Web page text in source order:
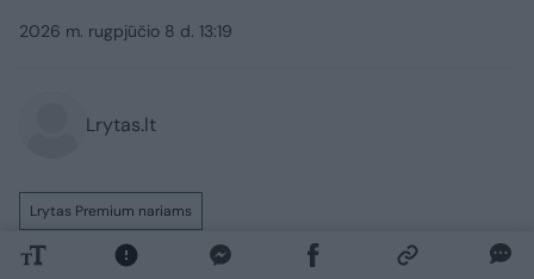
2026 m. rugpjūčio 8 d. 13:19
Lrytas.lt
Lrytas Premium nariams
Kinijos verslo magnatai kaupia milžiniškus